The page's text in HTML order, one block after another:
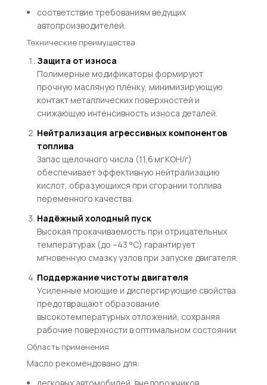
соответствие требованиям ведущих
автопроизводителей.
Технические преимущества
Защита от износа
Полимерные модификаторы формируют
прочную масляную плёнку, минимизирующую
контакт металлических поверхностей и
снижающую интенсивность износа деталей.
Нейтрализация агрессивных компонентов
топлива
Запас щелочного числа (11,6 мг KOH/г)
обеспечивает эффективную нейтрализацию
кислот, образующихся при сгорании топлива
переменного качества.
Надёжный холодный пуск
Высокая прокачиваемость при отрицательных
температурах (до –43 °C) гарантирует
мгновенную смазку узлов при запуске двигателя.
Поддержание чистоты двигателя
Усиленные моющие и диспергирующие свойства
предотвращают образование
высокотемпературных отложений, сохраняя
рабочие поверхности в оптимальном состоянии.
Область применения
Масло рекомендовано для: